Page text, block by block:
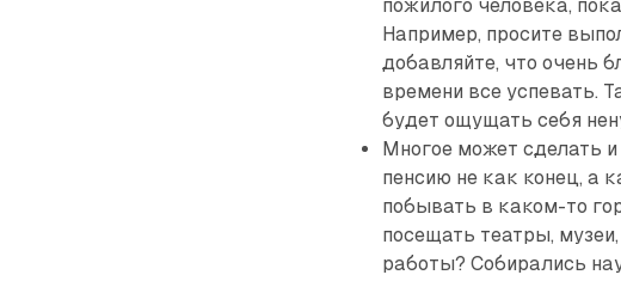
пожилого человека,
Например, просите
добавляйте, что очень
времени все успевать.
будет ощущать себя
Многое может сделать
пенсию не как конец, а
побывать в каком-то
посещать театры,
работы? Собирались